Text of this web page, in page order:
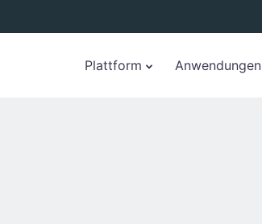
Plattform Anwendungen